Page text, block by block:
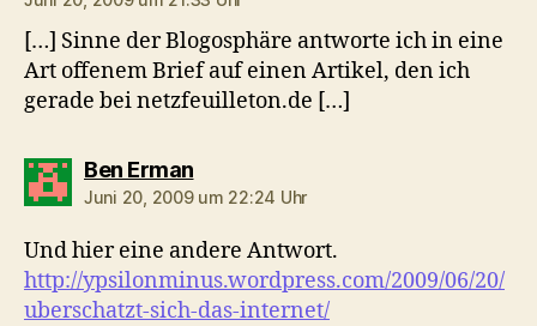
[…] Sinne der Blogosphäre antworte ich in eine
Art offenem Brief auf einen Artikel, den ich
gerade bei netzfeuilleton.de […]
Ben Ermansagt:
Juni 20, 2009 um 22:24 Uhr
Und hier eine andere Antwort.
http://ypsilonminus.wordpress.com/2009/06/20/
uberschatzt-sich-das-internet/